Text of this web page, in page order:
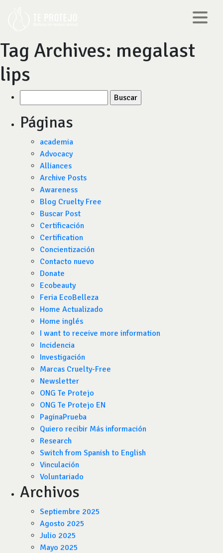
Tag Archives: megalast
lips
por:
Páginas
academia
Advocacy
Alliances
Archive Posts
Awareness
Blog Cruelty Free
Buscar Post
Certificación
Certification
Concientización
Contacto nuevo
Donate
Ecobeauty
Feria EcoBelleza
Home Actualizado
Home inglés
I want to receive more information
Incidencia
Investigación
Marcas Cruelty-Free
Newsletter
ONG Te Protejo
ONG Te Protejo EN
PaginaPrueba
Quiero recibir Más información
Research
Switch from Spanish to English
Vinculación
Voluntariado
Archivos
Septiembre 2025
Agosto 2025
Julio 2025
Mayo 2025